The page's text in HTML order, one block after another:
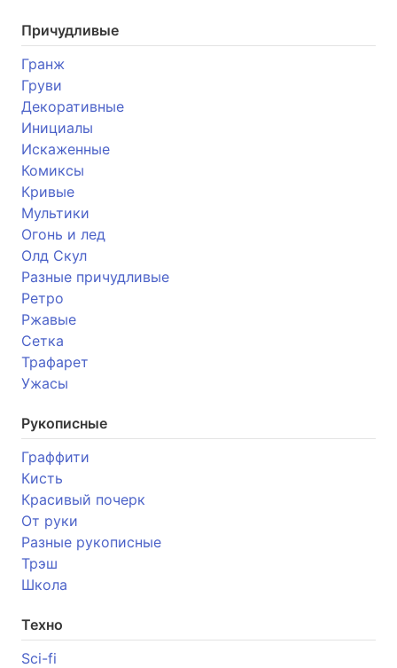
Причудливые
Гранж
Груви
Декоративные
Инициалы
Искаженные
Комиксы
Кривые
Мультики
Огонь и лед
Олд Скул
Разные причудливые
Ретро
Ржавые
Сетка
Трафарет
Ужасы
Рукописные
Граффити
Кисть
Красивый почерк
От руки
Разные рукописные
Трэш
Школа
Техно
Sci-fi